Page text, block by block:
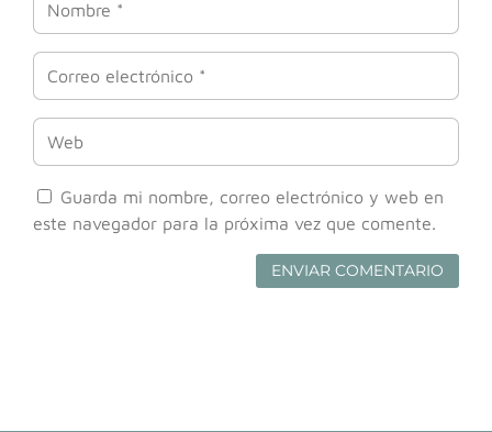
Guarda mi nombre, correo electrónico y web en
este navegador para la próxima vez que comente.
ENVIAR COMENTARIO